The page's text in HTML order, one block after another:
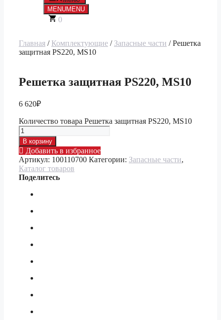
MENUMENU
0
Главная / Комплектующие / Запасные части / Решетка
защитная PS220, MS10
Решетка защитная PS220, MS10
6 620₽
Количество товара Решетка защитная PS220, MS10
В корзину
Добавить в избранное
Артикул: 100110700 Категории: Запасные части,
Каталог товаров
Поделитесь